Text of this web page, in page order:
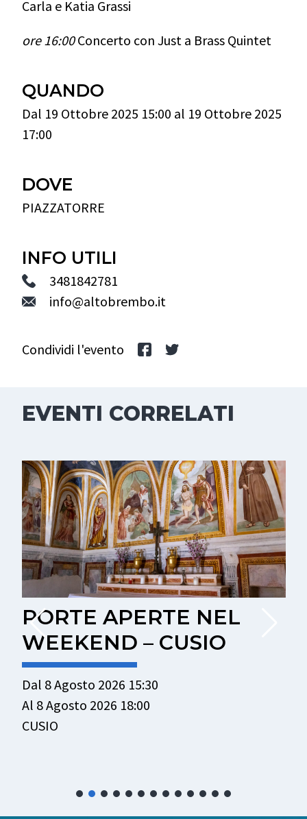
Carla e Katia Grassi
ore 16:00Concerto con Just a Brass Quintet
QUANDO
Dal 19 Ottobre 2025 15:00 al 19 Ottobre 2025
17:00
DOVE
PIAZZATORRE
INFO UTILI
3481842781
info@altobrembo.it
Condividi l'evento
EVENTI CORRELATI
PORTE APERTE NEL
WEEKEND – CUSIO
Dal 8 Agosto 2026 15:30
Al 8 Agosto 2026 18:00
CUSIO